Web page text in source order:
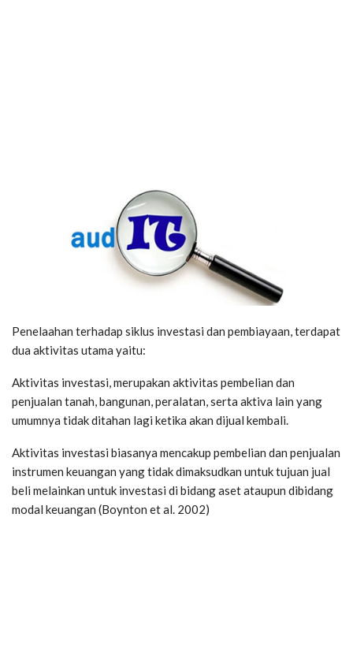
Penelaahan terhadap siklus investasi dan pembiayaan, terdapat
dua aktivitas utama yaitu:
Aktivitas investasi, merupakan aktivitas pembelian dan
penjualan tanah, bangunan, peralatan, serta aktiva lain yang
umumnya tidak ditahan lagi ketika akan dijual kembali.
Aktivitas investasi biasanya mencakup pembelian dan penjualan
instrumen keuangan yang tidak dimaksudkan untuk tujuan jual
beli melainkan untuk investasi di bidang aset ataupun dibidang
modal keuangan (Boynton et al. 2002)